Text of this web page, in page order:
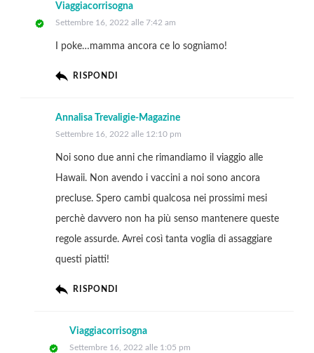
Viaggiacorrisogna
Settembre 16, 2022 alle 7:42 am
I poke…mamma ancora ce lo sogniamo!
RISPONDI
Annalisa Trevaligie-Magazine
Settembre 16, 2022 alle 12:10 pm
Noi sono due anni che rimandiamo il viaggio alle
Hawaii. Non avendo i vaccini a noi sono ancora
precluse. Spero cambi qualcosa nei prossimi mesi
perchè davvero non ha più senso mantenere queste
regole assurde. Avrei così tanta voglia di assaggiare
questi piatti!
RISPONDI
Viaggiacorrisogna
Settembre 16, 2022 alle 1:05 pm